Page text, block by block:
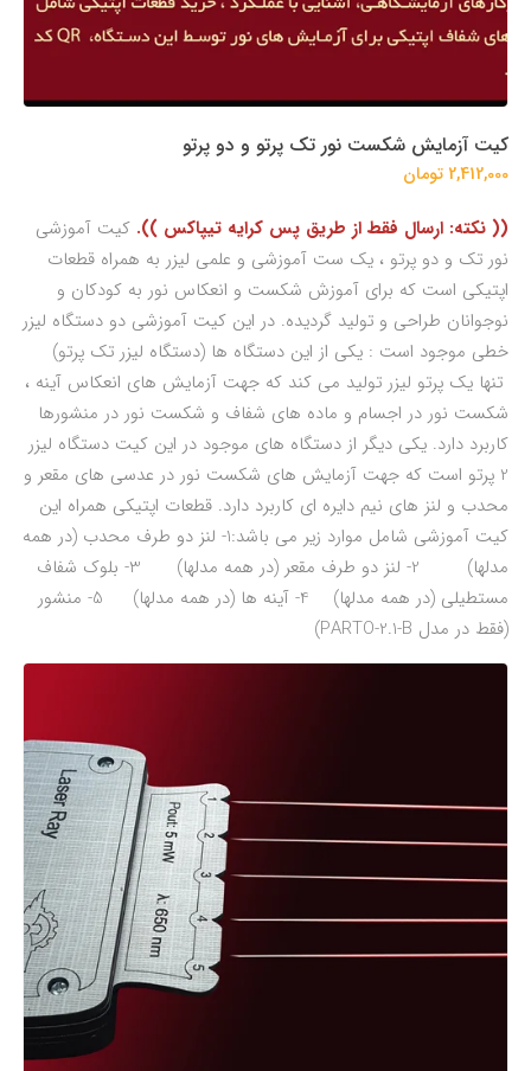
کیت آزمایش شکست نور تک پرتو و دو پرتو
2,412,000 تومان
(( نکته: ارسال فقط از طریق پس کرایه تیپاکس )). کیت آموزشی
نور تک و دو پرتو ، یک ست آموزشی و علمی لیزر به همراه قطعات
اپتیکی است که برای آموزش شکست و انعکاس نور به کودکان و
نوجوانان طراحی و تولید گردیده. در این کیت آموزشی دو دستگاه لیزر
خطی موجود است : یکی از این دستگاه ها (دستگاه لیزر تک پرتو)
تنها یک پرتو لیزر تولید می کند که جهت آزمایش های انعکاس آینه ،
شکست نور در اجسام و ماده های شفاف و شکست نور در منشورها
کاربرد دارد. یکی دیگر از دستگاه های موجود در این کیت دستگاه لیزر
2 پرتو است که جهت آزمایش های شکست نور در عدسی های مقعر و
محدب و لنز های نیم دایره ای کاربرد دارد. قطعات اپتیکی همراه این
کیت آموزشی شامل موارد زیر می باشد:1- لنز دو طرف محدب (در همه
مدلها) 2- لنز دو طرف مقعر (در همه مدلها) 3- بلوک شفاف
مستطیلی (در همه مدلها) 4- آینه ها (در همه مدلها) 5- منشور
(فقط در مدل PARTO-2.1-B)